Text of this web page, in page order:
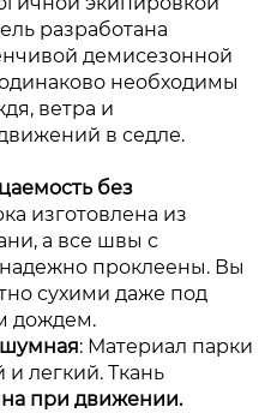
разработана
демисезонной
необходимы
ветра и
в седле.
без
изготовлена из
а все швы с
проклеены. Вы
сухими даже под
дождем.
: Материал парки
легкий. Ткань
при движении.